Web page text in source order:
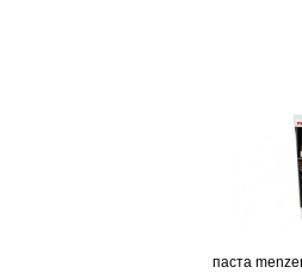
паста